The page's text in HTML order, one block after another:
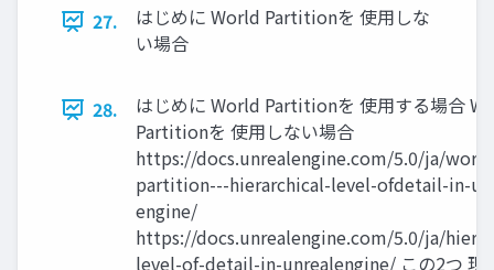
27.
はじめに World Partitionを 使用しな
い場合
28.
はじめに World Partitionを 使用する場合
Partitionを 使用しない場合
https://docs.unrealengine.com/5.0/ja/
partition---hierarchical-level-ofdetail-in-
engine/
https://docs.unrealengine.com/5.0/ja/
level-of-detail-in-unrealengine/ この2つ 現